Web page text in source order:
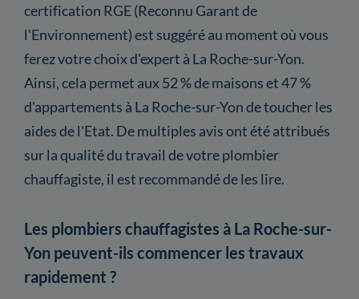
certification RGE (Reconnu Garant de
l'Environnement) est suggéré au moment où vous
ferez votre choix d'expert à La Roche-sur-Yon.
Ainsi, cela permet aux 52 % de maisons et 47 %
d'appartements à La Roche-sur-Yon de toucher les
aides de l'Etat. De multiples avis ont été attribués
sur la qualité du travail de votre plombier
chauffagiste, il est recommandé de les lire.
Les plombiers chauffagistes à La Roche-sur-
Yon peuvent-ils commencer les travaux
rapidement ?